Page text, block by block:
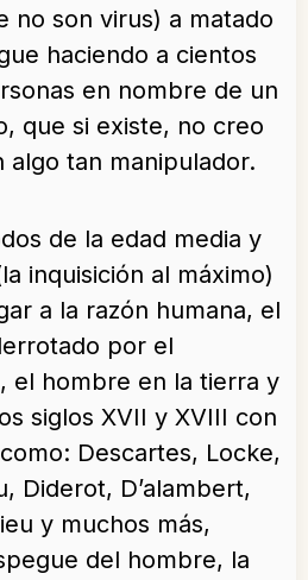
no son virus) a matado
haciendo a cientos
en nombre de un
que si existe, no creo
algo tan manipulador.
de la edad media y
inquisición al máximo)
a la razón humana, el
por el
el hombre en la tierra y
siglos XVII y XVIII con
Descartes, Locke,
Diderot, D’alambert,
y muchos más,
del hombre, la